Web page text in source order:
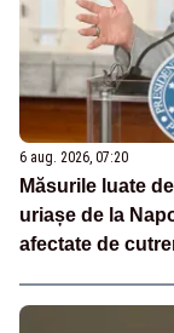
6 aug. 2026, 07:20
Măsurile luate
uriașe de la
afectate de